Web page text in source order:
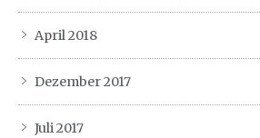
April 2018
Dezember 2017
Juli 2017